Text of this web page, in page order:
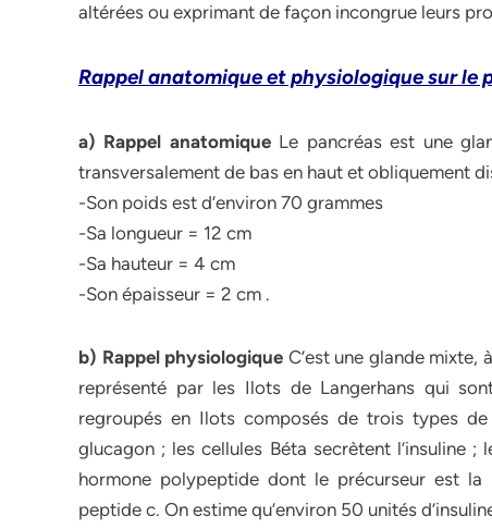
altérées ou exprimant de façon incongrue leurs
Rappel anatomique et physiologique sur le
a) Rappel anatomique Le pancréas est une
transversalement de bas en haut et obliquement
-Son poids est d’environ 70 grammes
-Sa longueur = 12 cm
-Sa hauteur = 4 cm
-Son épaisseur = 2 cm .
b) Rappel physiologique C’est une glande
représenté par les Ilots de Langerhans qui
regroupés en Ilots composés de trois types
glucagon ; les cellules Béta secrètent l’insuline ;
hormone polypeptide dont le précurseur est
peptide c. On estime qu’environ 50 unités